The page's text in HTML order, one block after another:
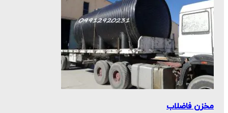
هیچ محصولی در سبد خرید نیست.
مخزن فاضلاب